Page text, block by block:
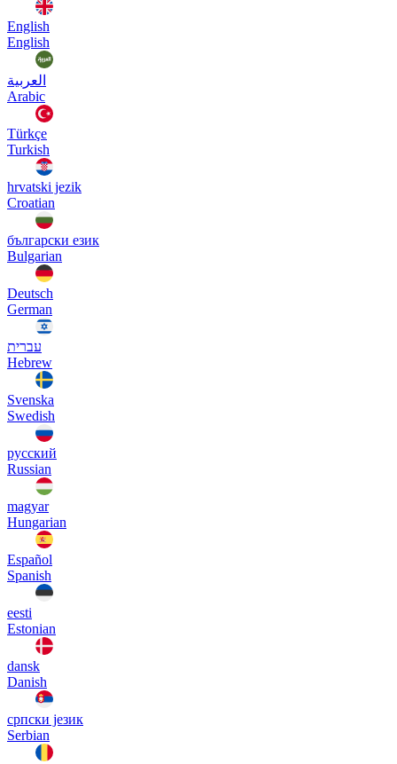
English
English
العربية
Arabic
Türkçe
Turkish
hrvatski jezik
Croatian
български език
Bulgarian
Deutsch
German
עברית
Hebrew
Svenska
Swedish
русский
Russian
magyar
Hungarian
Español
Spanish
eesti
Estonian
dansk
Danish
српски језик
Serbian